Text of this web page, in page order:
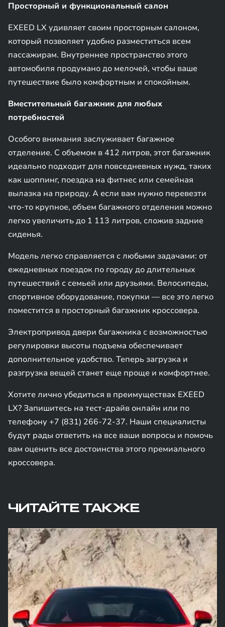
Просторный и функциональный салон
EXEED LX удивляет своим просторным салоном,
который позволяет удобно разместиться всем
пассажирам. Внутреннее пространство этого
автомобиля продумано до мелочей, чтобы ваше
путешествие было комфортным и спокойным.
Вместительный багажник для любых
потребностей
Особого внимания заслуживает багажное
отделение. С объемом в 412 литров, этот багажник
идеально подходит для повседневных нужд, таких
как шоппинг, поездка на фитнес или семейная
вылазка на природу. А если вам нужно перевезти
что-то крупное, объем багажного отделения можно
легко увеличить до 1 113 литров, сложив задние
сиденья.
Модель легко справляется с любыми задачами: от
ежедневных поездок по городу до длительных
путешествий с семьей или друзьями. Велосипеды,
спортивное оборудование, покупки — все это легко
поместится в просторный багажник кроссовера.
Электропривод двери багажника с возможностью
регулировки высоты подъема обеспечивает
дополнительное удобство. Теперь загрузка и
разгрузка вещей станет еще проще и комфортнее.
Хотите лично убедиться в преимуществах EXEED
LX? Запишитесь на тест-драйв онлайн или по
телефону +7 (831) 266-72-37. Наши специалисты
будут рады ответить на все ваши вопросы и помочь
вам оценить все достоинства этого премиального
кроссовера.
ЧИТАЙТЕ ТАКЖЕ